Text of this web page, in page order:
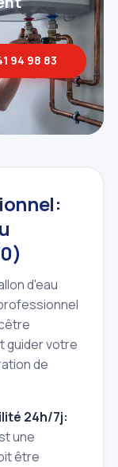
94 98 83
d'eau
guider votre
de
24h/7j:
une
être